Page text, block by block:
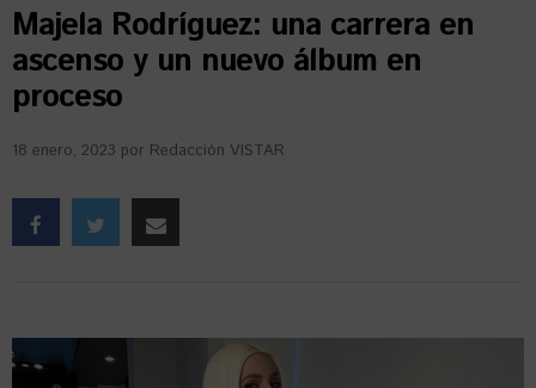
Majela Rodríguez: una carrera en
ascenso y un nuevo álbum en
proceso
18 enero, 2023 por Redacción VISTAR